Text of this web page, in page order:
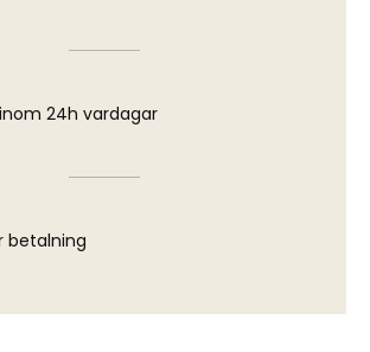
24h vardagar
betalning